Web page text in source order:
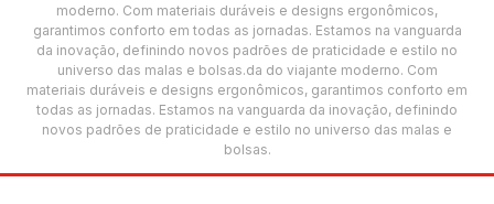
moderno. Com materiais duráveis e designs ergonômicos,
garantimos conforto em todas as jornadas. Estamos na vanguarda
da inovação, definindo novos padrões de praticidade e estilo no
universo das malas e bolsas.da do viajante moderno. Com
materiais duráveis e designs ergonômicos, garantimos conforto em
todas as jornadas. Estamos na vanguarda da inovação, definindo
novos padrões de praticidade e estilo no universo das malas e
bolsas.